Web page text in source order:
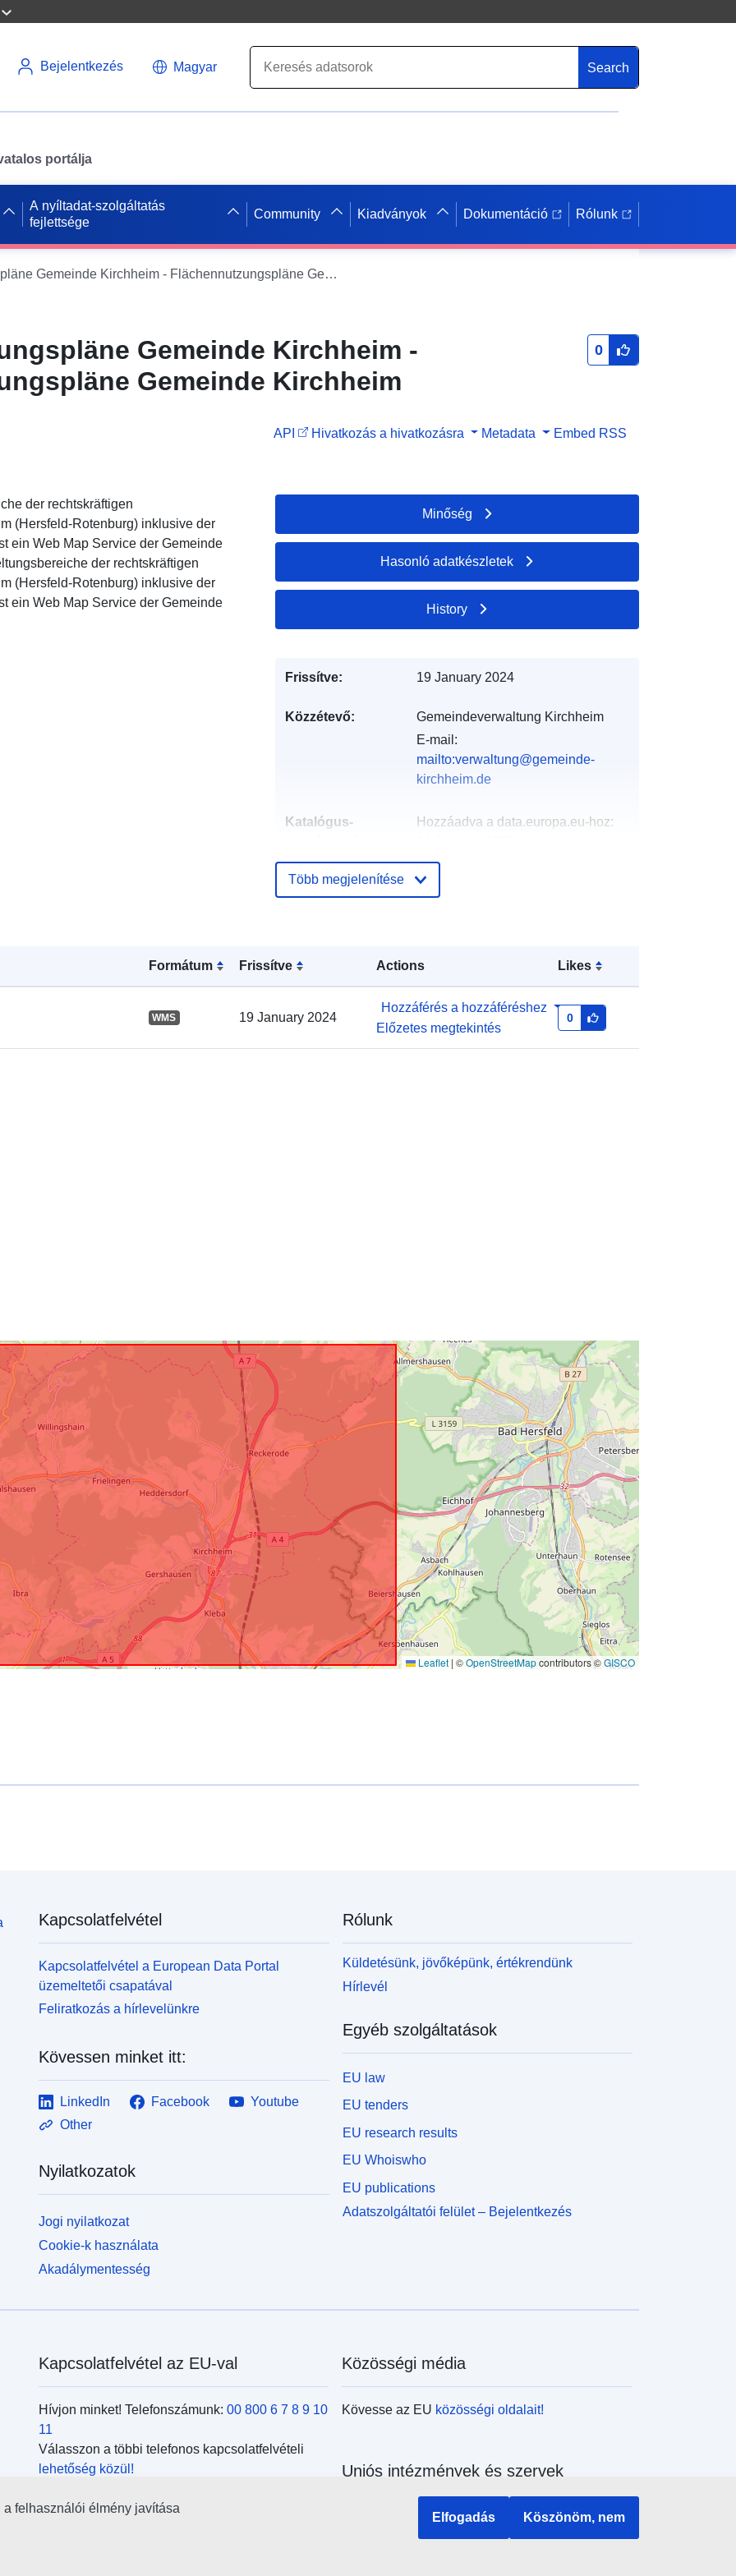
Bejelentkezés Magyar Search
portálja
A nyíltadat-szolgáltatás
fejlettsége
Community Kiadványok Dokumentáció Rólunk
Flächennutzungspläne Gemeinde Kirchheim - Flächennutzungspläne Gemeinde Kirchheim
Gemeinde Kirchheim -
Gemeinde Kirchheim
0
API Hivatkozás a hivatkozásra Metadata Embed RSS
der rechtskräftigen
(Hersfeld-Rotenburg) inklusive der
ein Web Map Service der Gemeinde
der rechtskräftigen
(Hersfeld-Rotenburg) inklusive der
ein Web Map Service der Gemeinde
Formátum Frissítve Actions Likes
WMS 19 January 2024
Hozzáférés a hozzáféréshez
Előzetes megtekintés
0
Leaflet | ©OpenStreetMapcontributors ©GISCO
Minőség
Hasonló adatkészletek
History
Frissítve: 19 January 2024
Közzétevő:
Gemeindeverwaltung Kirchheim
E-mail:
mailto:verwaltung@gemeinde-
kirchheim.de
Katalógus-
Hozzáadva a data.europa.eu-hoz:
Frissítve: data.europa.eu:
2026
50.8064 ], [ 9.47372, 50.8064 ], [
9.47372, 50.8908 ] ]
Típus: Polygon
Térbeli erőforrás:
Több megjelenítése
Kapcsolatfelvétel
Kapcsolatfelvétel a European Data Portal
üzemeltetői csapatával
Feliratkozás a hírlevelünkre
Kövessen minket itt:
LinkedIn Facebook
Youtube
Other
Nyilatkozatok
Jogi nyilatkozat
Cookie-k használata
Akadálymentesség
Rólunk
Küldetésünk, jövőképünk, értékrendünk
Hírlevél
Egyéb szolgáltatások
EU law
EU tenders
EU research results
EU Whoiswho
EU publications
Adatszolgáltatói felület – Bejelentkezés
Kapcsolatfelvétel az EU-val
Hívjon minket! Telefonszámunk: 00 800 6 7 8 9 10
11
Válasszon a többi telefonos kapcsolatfelvételi
lehetőség közül!
kitöltésével!
Közösségi média
Kövesse az EU közösségi oldalait!
Uniós intézmények és szervek
Keresés az uniós intézmények és szervek
felhasználói élmény javítása
Elfogadás Köszönöm, nem